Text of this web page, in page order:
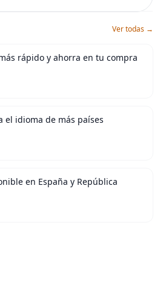
Ver todas →
rápido y ahorra en tu compra
el idioma de más países
en España y República